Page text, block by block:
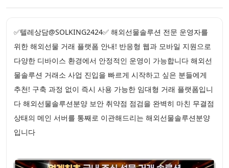
✅텔레상담@SOLKING2424✅ 해외선물솔루션 전문 운영자를
위한 해외선물 거래 플랫폼 안내! 반응형 웹과 모바일 지원으로
다양한 디바이스 환경에서 안정적인 운영이 가능합니다 해외선
물솔루션 거래소 사업 진입을 빠르게 시작하고 싶은 분들에게
추천! 구축 과정 없이 즉시 사용 가능한 임대형 거래 플랫폼입니
다 해외선물솔루션분양 보안 취약점 점검을 완벽히 마친 무결점
상태의 메인 서버를 통째로 이관해드리는 해외선물솔루션분양
입니다